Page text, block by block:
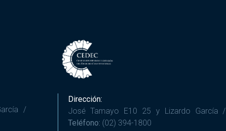
/
Dirección:
José Tamayo E10 25 y Lizardo García /
Teléfono: (02) 394-1800